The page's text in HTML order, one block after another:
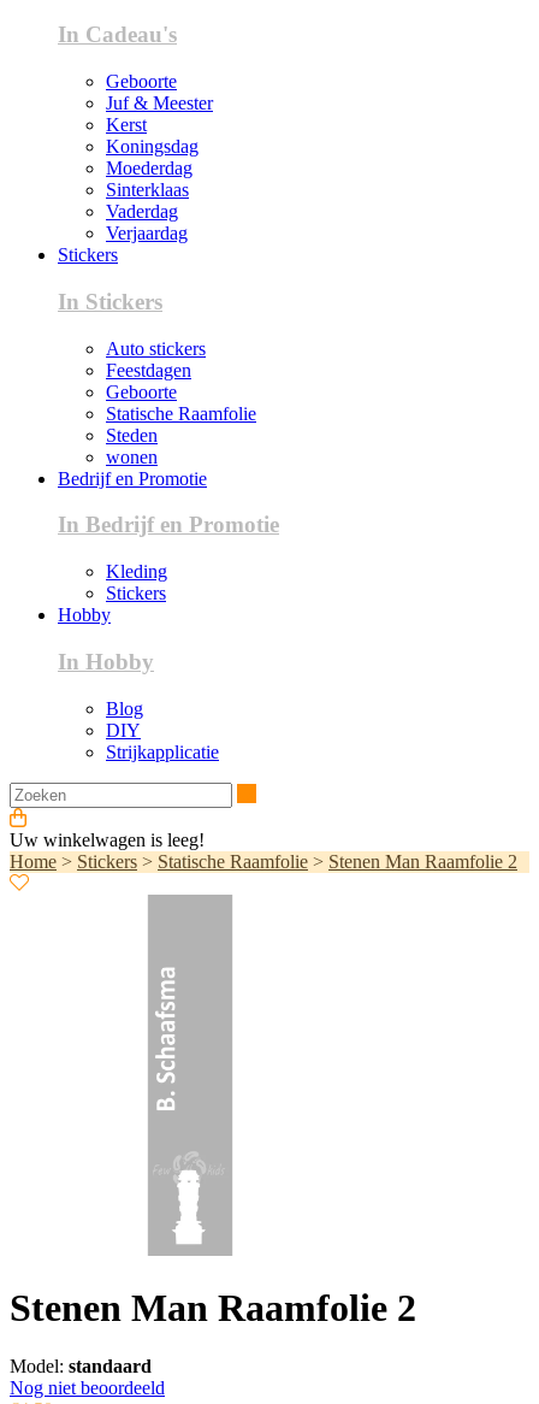
In Cadeau's
Geboorte
Juf & Meester
Kerst
Koningsdag
Moederdag
Sinterklaas
Vaderdag
Verjaardag
Stickers
In Stickers
Auto stickers
Feestdagen
Geboorte
Statische Raamfolie
Steden
wonen
Bedrijf en Promotie
In Bedrijf en Promotie
Kleding
Stickers
Hobby
In Hobby
Blog
DIY
Strijkapplicatie
Uw winkelwagen is leeg!
Home > Stickers > Statische Raamfolie > Stenen Man Raamfolie 2
Stenen Man Raamfolie 2
Model: standaard
Nog niet beoordeeld